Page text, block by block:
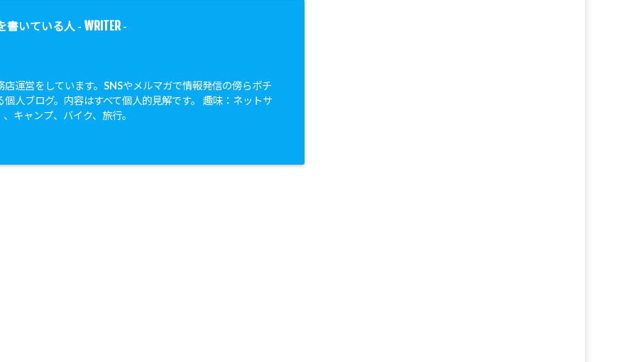
書いている人 - WRITER-
店運営をしています。SNSやメルマガで情報発信の傍らボチ
個人ブログ。内容はすべて個人的見解です。 趣味：ネットサ
キャンプ、バイク、旅行。